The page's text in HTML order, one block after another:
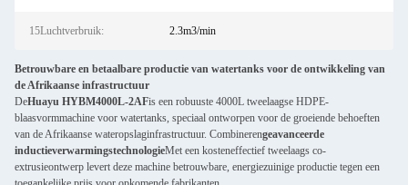
15Luchtverbruik: 2.3m3/min
Betrouwbare en betaalbare productie van watertanks voor de ontwikkeling van
de Afrikaanse infrastructuur
DeHuayu HYBM4000L-2AFis een robuuste 4000L tweelaagse HDPE-
blaasvormmachine voor watertanks, speciaal ontworpen voor de groeiende behoeften
van de Afrikaanse wateropslaginfrastructuur. Combinerengeavanceerde
inductieverwarmingstechnologieMet een kosteneffectief tweelaags co-
extrusieontwerp levert deze machine betrouwbare, energiezuinige productie tegen een